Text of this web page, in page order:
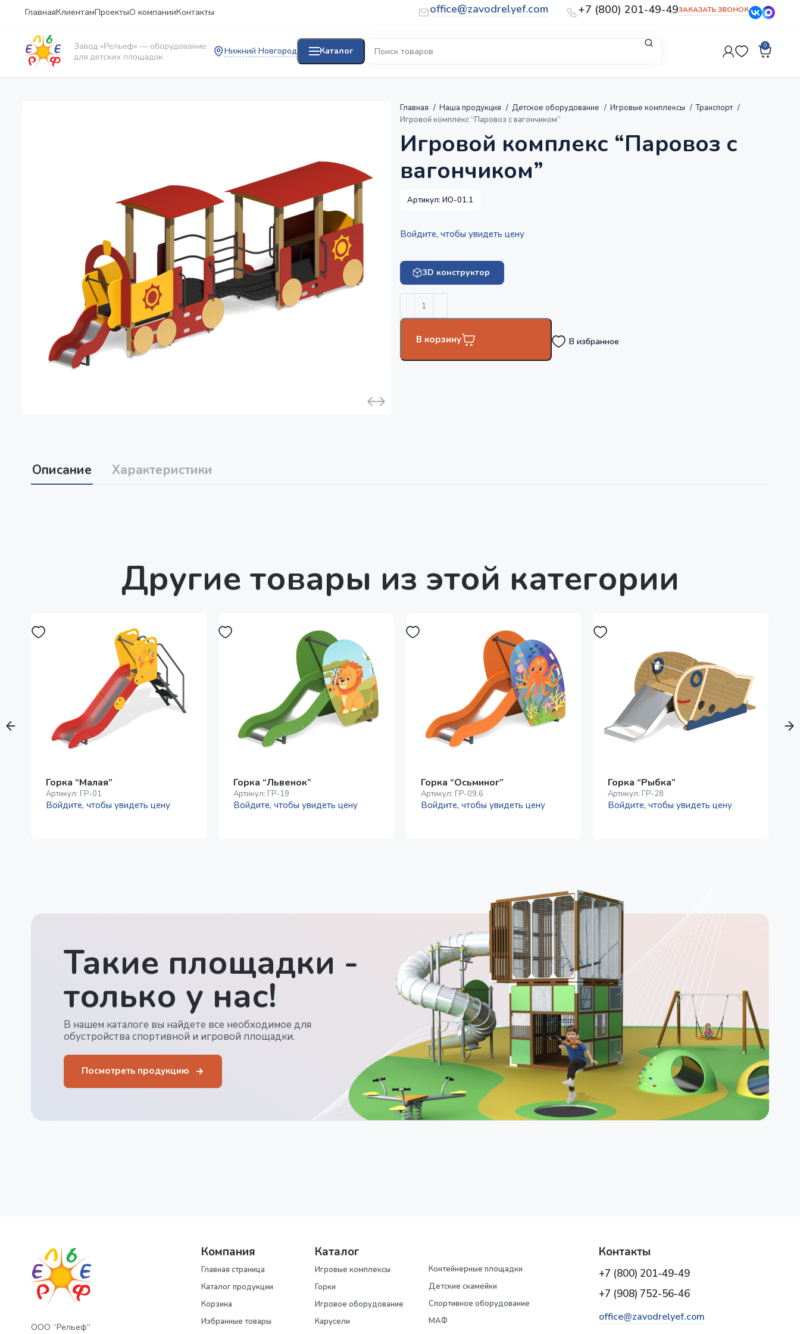
ГлавнаяКлиентамПроектыО компанииКонтакты office@zavodrelyef.com +7 (800) 201-49-49ЗАКАЗАТЬ ЗВОНОК
Нижний Новгород Каталог 0
Главная Наша продукция Детское оборудование Игровые комплексы
Транспорт
Игровой комплекс “Паровоз с вагончиком”
Игровой комплекс “Паровоз с
вагончиком”
Артикул: ИО-01.1
Войдите, чтобы увидеть цену
3D конструктор
В корзину В избранное
Описание Характеристики
Другие товары из этой категории
Горка “Малая”
Артикул: ГР-01
Войдите, чтобы увидеть цену
Горка “Львенок”
Артикул: ГР-19
Войдите, чтобы увидеть цену
Горка “Осьминог”
Артикул: ГР-09.6
Войдите, чтобы увидеть цену
Горка “Рыбка”
Артикул: ГР-28
Войдите, чтобы увидеть цену
Такие площадки -
только у нас!
В нашем каталоге вы найдете все необходимое для
обустройства спортивной и игровой площадки.
Посмотреть продукцию
ООО “Рельеф”
Компания
Главная страница
Каталог продукции
Корзина
Избранные товары
Каталог
Игровые комплексы
Горки
Игровое оборудование
Карусели
Контейнерные площадки
Детские скамейки
Спортивное оборудование
МАФ
Контакты
+7 (800) 201-49-49
+7 (908) 752-56-46
office@zavodrelyef.com